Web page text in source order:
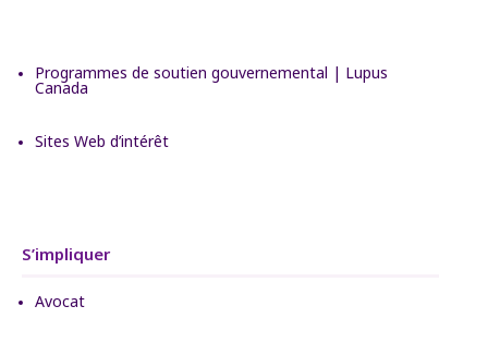
Programmes de soutien gouvernemental | Lupus
Canada
Sites Web d’intérêt
S’impliquer
Avocat